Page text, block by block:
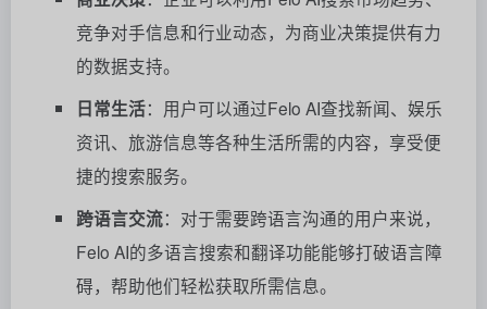
竞争对手信息和行业动态，为商业决策提供有力
的数据支持。
日常生活：用户可以通过Felo AI查找新闻、娱乐
资讯、旅游信息等各种生活所需的内容，享受便
捷的搜索服务。
跨语言交流：对于需要跨语言沟通的用户来说，
Felo AI的多语言搜索和翻译功能能够打破语言障
碍，帮助他们轻松获取所需信息。